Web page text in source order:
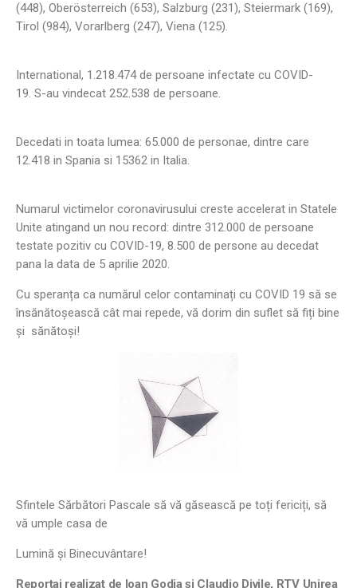
(448), Oberösterreich (653), Salzburg (231), Steiermark (169),
Tirol (984), Vorarlberg (247), Viena (125).
International, 1.218.474 de persoane infectate cu COVID-
19. S-au vindecat 252.538 de persoane.
Decedati in toata lumea: 65.000 de personae, dintre care
12.418 in Spania si 15362 in Italia.
Numarul victimelor coronavirusului creste accelerat in Statele
Unite atingand un nou record: dintre 312.000 de persoane
testate pozitiv cu COVID-19, 8.500 de persone au decedat
pana la data de 5 aprilie 2020.
Cu speranța ca numărul celor contaminați cu COVID 19 să se
însănătoșească cât mai repede, vă dorim din suflet să fiți bine
și sănătoși!
Sfintele Sărbători Pascale să vă găsească pe toți fericiți, să
vă umple casa de
Lumină și Binecuvântare!
Reportaj realizat de Ioan Godja și Claudio Divile, RTV Unirea